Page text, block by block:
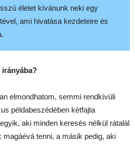
életet kívánunk neki egy
ami hivatása kezdeteire és
irányába?
elmondhatom, semmi rendkívüli
példabeszédében kétfajta
aki minden keresés nélkül rátalál
tenni, a másik pedig, aki